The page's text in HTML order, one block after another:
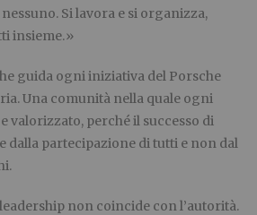
Si lavora e si organizza,
insieme.»
guida ogni iniziativa del Porsche
Una comunità nella quale ogni
valorizzato, perché il successo di
dalla partecipazione di tutti e non dal
non coincide con l’autorità.